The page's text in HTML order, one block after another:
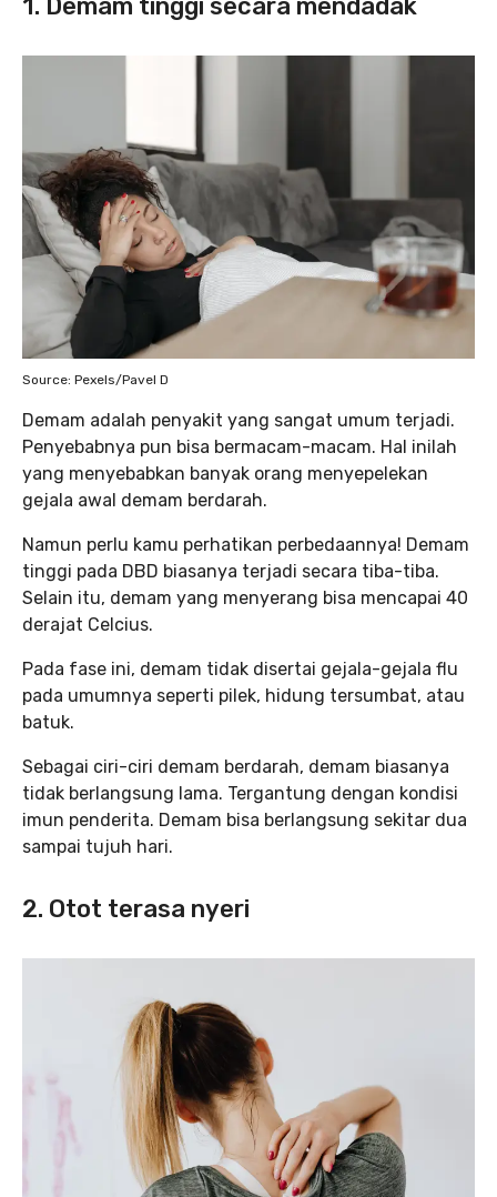
1. Demam tinggi secara mendadak
Source: Pexels/Pavel D
Demam adalah penyakit yang sangat umum terjadi.
Penyebabnya pun bisa bermacam-macam. Hal inilah
yang menyebabkan banyak orang menyepelekan
gejala awal demam berdarah.
Namun perlu kamu perhatikan perbedaannya! Demam
tinggi pada DBD biasanya terjadi secara tiba-tiba.
Selain itu, demam yang menyerang bisa mencapai 40
derajat Celcius.
Pada fase ini, demam tidak disertai gejala-gejala flu
pada umumnya seperti pilek, hidung tersumbat, atau
batuk.
Sebagai ciri-ciri demam berdarah, demam biasanya
tidak berlangsung lama. Tergantung dengan kondisi
imun penderita. Demam bisa berlangsung sekitar dua
sampai tujuh hari.
2. Otot terasa nyeri